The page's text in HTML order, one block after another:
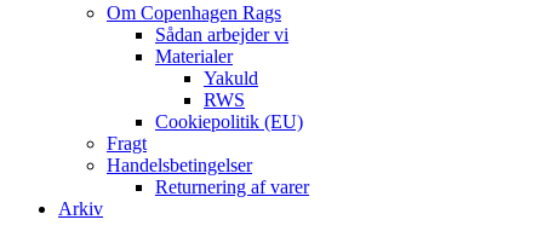
Om Copenhagen Rags
Sådan arbejder vi
Materialer
Yakuld
RWS
Cookiepolitik (EU)
Fragt
Handelsbetingelser
Returnering af varer
Arkiv